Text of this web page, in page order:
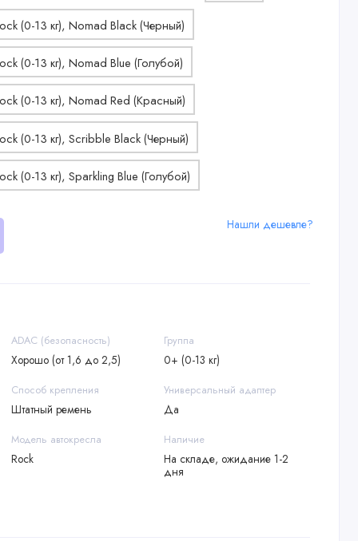
Нашли дешевле?
ADAC (безопасность)
Хорошо (от 1,6 до 2,5)
Группа
0+ (0-13 кг)
Способ крепления
Штатный ремень
Универсальный адаптер
Да
Модель автокресла
Rock
Наличие
На складе, ожидание 1-2
дня